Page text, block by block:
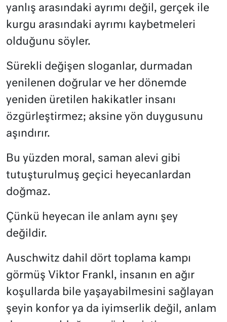
yanlış arasındaki ayrımı değil, gerçek ile
kurgu arasındaki ayrımı kaybetmeleri
olduğunu söyler.
Sürekli değişen sloganlar, durmadan
yenilenen doğrular ve her dönemde
yeniden üretilen hakikatler insanı
özgürleştirmez; aksine yön duygusunu
aşındırır.
Bu yüzden moral, saman alevi gibi
tutuşturulmuş geçici heyecanlardan
doğmaz.
Çünkü heyecan ile anlam aynı şey
değildir.
Auschwitz dahil dört toplama kampı
görmüş Viktor Frankl, insanın en ağır
koşullarda bile yaşayabilmesini sağlayan
şeyin konfor ya da iyimserlik değil, anlam